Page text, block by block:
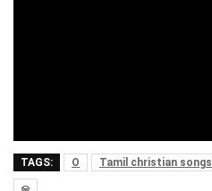
TAGS: O Tamil christian songs
ஒ